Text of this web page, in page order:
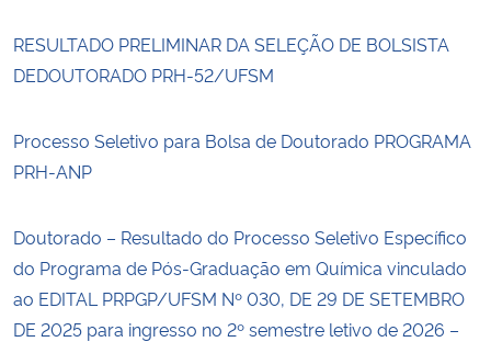
RESULTADO PRELIMINAR DA SELEÇÃO DE BOLSISTA
DEDOUTORADO PRH-52/UFSM
Processo Seletivo para Bolsa de Doutorado PROGRAMA
PRH-ANP
Doutorado – Resultado do Processo Seletivo Específico
do Programa de Pós-Graduação em Química vinculado
ao EDITAL PRPGP/UFSM Nº 030, DE 29 DE SETEMBRO
DE 2025 para ingresso no 2º semestre letivo de 2026 –